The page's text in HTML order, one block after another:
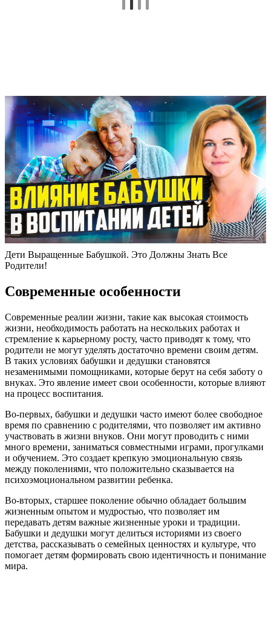
Дети Выращенные Бабушкой. Это Должны Знать Все
Родители!
Современные особенности
Современные реалии жизни, такие как высокая стоимость
жизни, необходимость работать на нескольких работах и
стремление к карьерному росту, часто приводят к тому, что
родители не могут уделять достаточно времени своим детям.
В таких условиях бабушки и дедушки становятся
незаменимыми помощниками, которые берут на себя заботу о
внуках. Это явление имеет свои особенности, которые влияют
на процесс воспитания.
Во-первых, бабушки и дедушки часто имеют более свободное
время по сравнению с родителями, что позволяет им активно
участвовать в жизни внуков. Они могут проводить с ними
много времени, заниматься совместными играми, прогулками
и обучением. Это создает крепкую эмоциональную связь
между поколениями, что положительно сказывается на
психоэмоциональном развитии ребенка.
Во-вторых, старшее поколение обычно обладает большим
жизненным опытом и мудростью, что позволяет им
передавать детям важные жизненные уроки и традиции.
Бабушки и дедушки могут делиться историями из своего
детства, рассказывать о семейных ценностях и культуре, что
помогает детям формировать свою идентичность и понимание
мира.